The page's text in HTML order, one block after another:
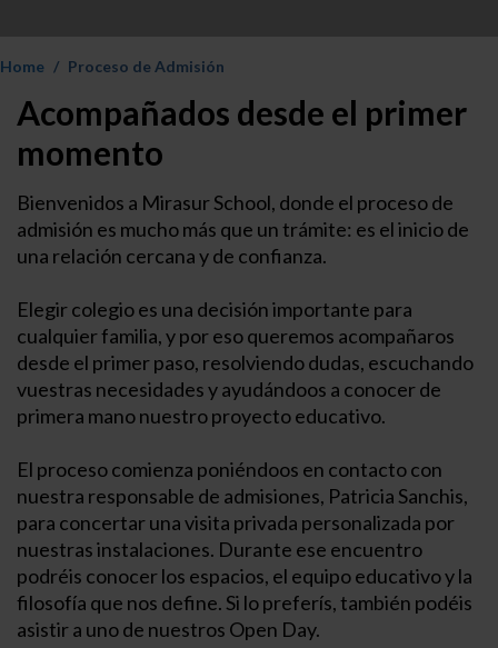
Home Proceso de Admisión
Acompañados desde el primer
momento
Bienvenidos a Mirasur School, donde el proceso de
admisión es mucho más que un trámite: es el inicio de
una relación cercana y de confianza.
Elegir colegio es una decisión importante para
cualquier familia, y por eso queremos acompañaros
desde el primer paso, resolviendo dudas, escuchando
vuestras necesidades y ayudándoos a conocer de
primera mano nuestro proyecto educativo.
El proceso comienza poniéndoos en contacto con
nuestra responsable de admisiones, Patricia Sanchis,
para concertar una visita privada personalizada por
nuestras instalaciones. Durante ese encuentro
podréis conocer los espacios, el equipo educativo y la
filosofía que nos define. Si lo preferís, también podéis
asistir a uno de nuestros Open Day.